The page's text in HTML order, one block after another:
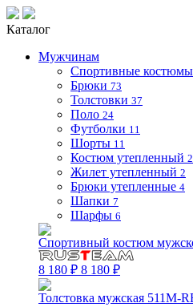
Каталог
Мужчинам
Спортивные костюмы
Брюки 73
Толстовки 37
Поло 24
Футболки 11
Шорты 11
Костюм утепленный 2
Жилет утепленный 2
Брюки утепленные 4
Шапки 7
Шарфы 6
Спортивный костюм
8 180 ₽ 8 180 ₽
Толстовка мужская 511M-